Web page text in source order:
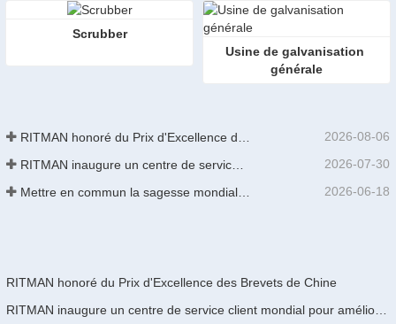
Scrubber
Usine de galvanisation
générale
2026-08-06
2026-07-30
Mettre en commun la sagesse mondiale pour stimuler la mise à niveau industrielle | La première formation internationale de GalvInfo Chine sur la technologie de galvanisation continue haut de gamme se conclut avec succès 2026-06-18
RITMAN honoré du Prix d'Excellence des Brevets de Chine